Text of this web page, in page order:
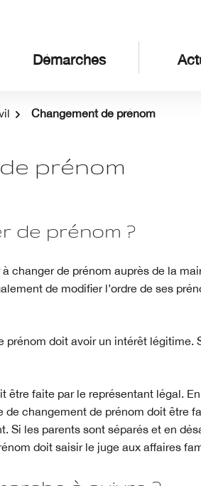
Démarches
Changement de prénom
prénom
de prénom ?
changer de prénom auprès de la
de modifier l’ordre de ses
doit avoir un intérêt légitime.
être faite par le représentant légal.
de changement de prénom doit être
Si les parents sont séparés et en
doit saisir le juge aux affaires